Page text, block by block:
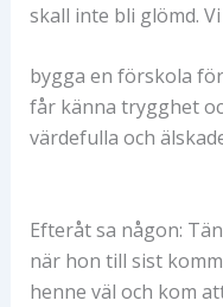
skall inte bli glömd.
bygga en förskola
får känna trygghet
värdefulla och
Efteråt sa någon:
när hon till sist
henne väl och kom